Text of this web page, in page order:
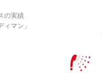
の実績
マン」